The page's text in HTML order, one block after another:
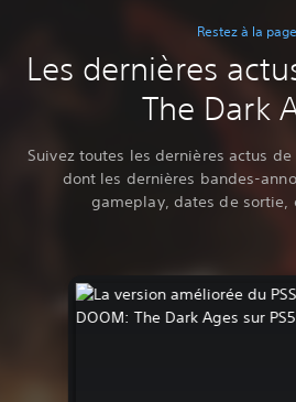
Restez à la page
Les dernières
The Dark
Suivez toutes les dernières actus de
dont les dernières bandes-
gameplay, dates de sortie,